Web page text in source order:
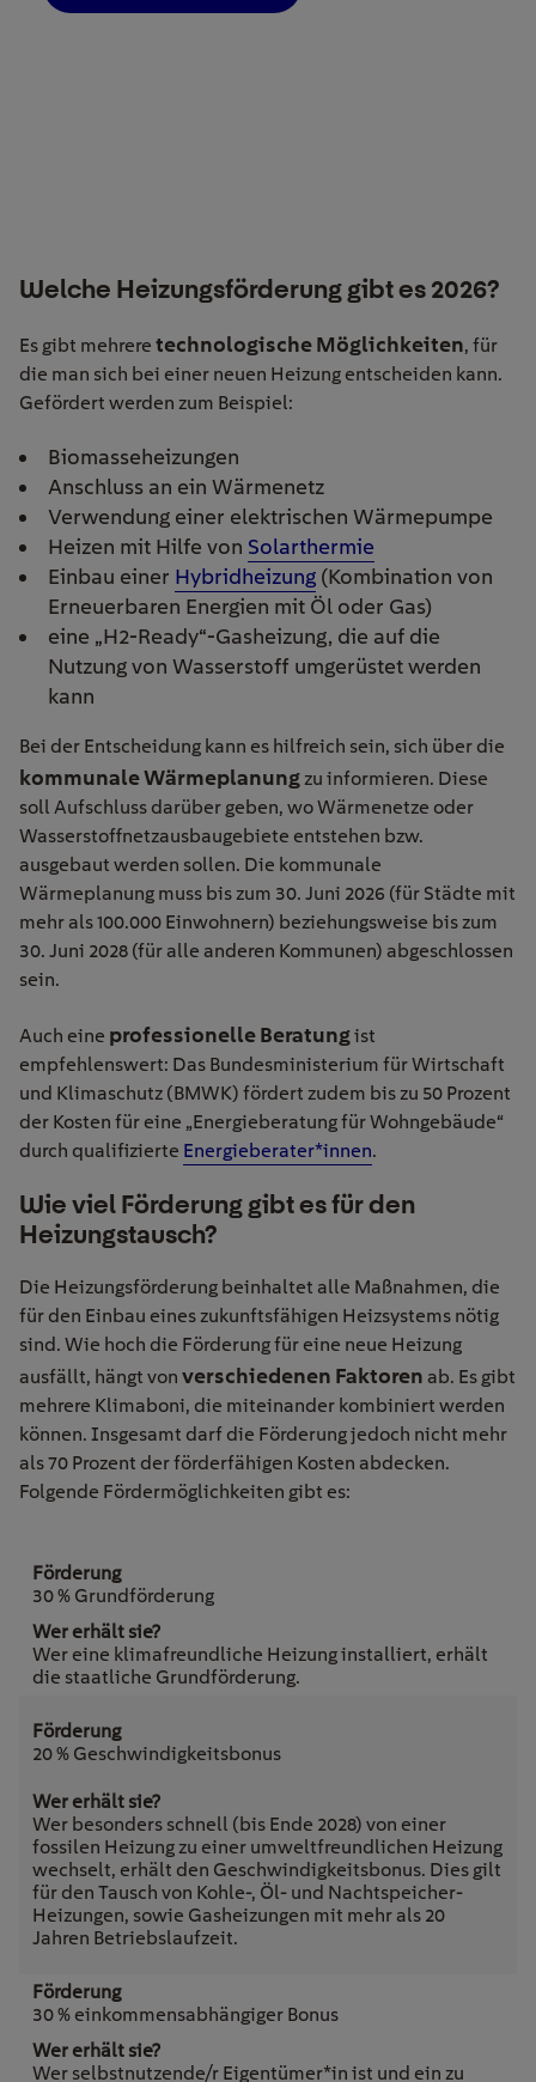
Welche Heizungsförderung gibt es 2026?
Es gibt mehrere technologische Möglichkeiten, für
die man sich bei einer neuen Heizung entscheiden kann.
Gefördert werden zum Beispiel:
Biomasse­heizungen
Anschluss an ein Wärmenetz
Verwendung einer elektrischen Wärmepumpe
Heizen mit Hilfe von Solarthermie
Einbau einer Hybridheizung (Kombination von
Erneuerbaren Energien mit Öl oder Gas)
eine „H2-Ready“-Gasheizung, die auf die
Nutzung von Wasserstoff umgerüstet werden
kann
Bei der Entscheidung kann es hilfreich sein, sich über die
kommunale Wärmeplanungzu informieren. Diese
soll Aufschluss darüber geben, wo Wärmenetze oder
Wasserstoffnetzausbaugebiete entstehen bzw.
ausgebaut werden sollen. Die kommunale
Wärmeplanung muss bis zum 30. Juni 2026 (für Städte mit
mehr als 100.000 Einwohnern) beziehungsweise bis zum
30. Juni 2028 (für alle anderen Kommunen) abgeschlossen
sein.
Auch eine professionelle Beratungist
empfehlenswert: Das Bundesministerium für Wirtschaft
und Klimaschutz (BMWK) fördert zudem bis zu 50 Prozent
der Kosten für eine „Energieberatung für Wohngebäude“
durch qualifizierte Energieberater*innen.
Wie viel Förderung gibt es für den
Heizungstausch?
Die Heizungsförderung beinhaltet alle Maßnahmen, die
für den Einbau eines zukunftsfähigen Heizsystems nötig
sind. Wie hoch die Förderung für eine neue Heizung
ausfällt, hängt von verschiedenen Faktoren ab. Es gibt
mehrere Klimaboni, die miteinander kombiniert werden
können. Insgesamt darf die Förderung jedoch nicht mehr
als 70 Prozent der förderfähigen Kosten abdecken.
Folgende Fördermöglichkeiten gibt es:
30 % Grundförderung
Wer eine klimafreundliche Heizung installiert, erhält
die staatliche Grundförderung.
20 % Geschwindigkeitsbonus
Wer besonders schnell (bis Ende 2028) von einer
fossilen Heizung zu einer umweltfreundlichen Heizung
wechselt, erhält den Geschwindigkeitsbonus. Dies gilt
für den Tausch von Kohle-, Öl- und Nachtspeicher-
Heizungen, sowie Gasheizungen mit mehr als 20
Jahren Betriebslaufzeit.
30 % einkommensabhängiger Bonus
Wer selbstnutzende/r Eigentümer*in ist und ein zu